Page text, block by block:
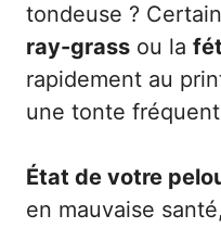
tondeuse ?
ray-grass ou la
rapidement au
une tonte
État de votre
en mauvaise